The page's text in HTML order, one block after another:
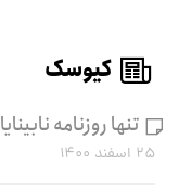
کیوسک
تنها روزنامه
۲۵ اسفند ۱۴۰۰